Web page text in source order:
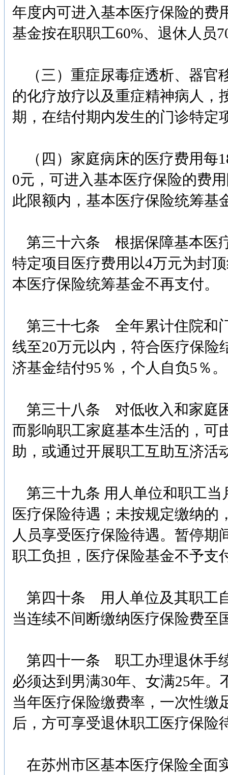
年度内可进入基本医疗保险的费
基金按在职职工60%、退休人员
（三）重症尿毒症透析、器官
的化疗放疗以及重症精神病人，
期，在结付期内发生的门诊特定
（四）家庭病床的医疗费用每
0元，可进入基本医疗保险的费
此限额内，基本医疗保险统筹基
第三十六条 根据保障基本医
特定项目医疗费用以4万元为封
本医疗保险统筹基金不再支付。
第三十七条 全年累计住院和
线至20万元以内，符合医疗保险
济基金结付95％，个人自负5％。
第三十八条 对低收入和家庭
而影响职工家庭基本生活的，可
助，或通过开展职工互助互济活
第三十九条 用人单位和职工当
医疗保险待遇；未按规定缴纳的
人员享受医疗保险待遇。暂停
职工负担，医疗保险基金不予支
第四十条 用人单位及其职工
当连续不间断缴纳医疗保险费至
第四十一条 职工办理退休手
必须达到男满30年、女满25年
当年医疗保险缴费率，一次性缴
后，方可享受退休职工医疗保险
在苏州市区基本医疗保险全面